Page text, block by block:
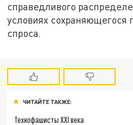
справедливого
условиях сохраняющегося
спроса.
ЧИТАЙТЕ ТАКЖЕ:
Технофашисты XXI века